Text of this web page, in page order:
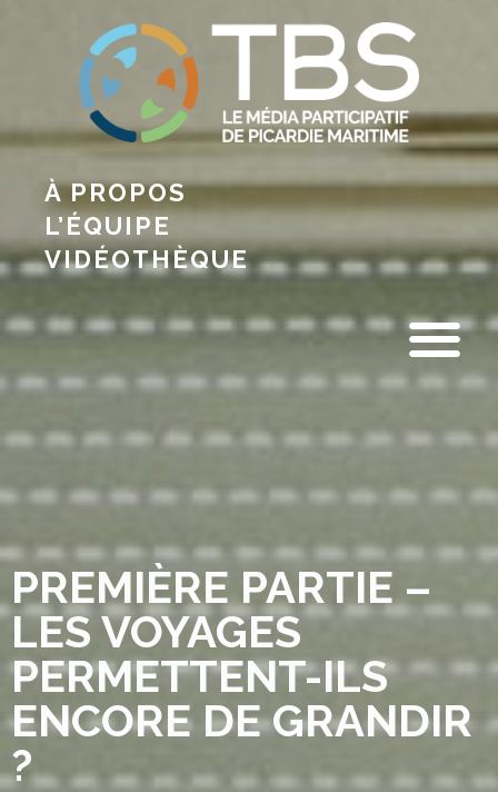
À PROPOS
L’ÉQUIPE
VIDÉOTHÈQUE
PREMIÈRE PARTIE –
LES VOYAGES
PERMETTENT-ILS
ENCORE DE GRANDIR
?